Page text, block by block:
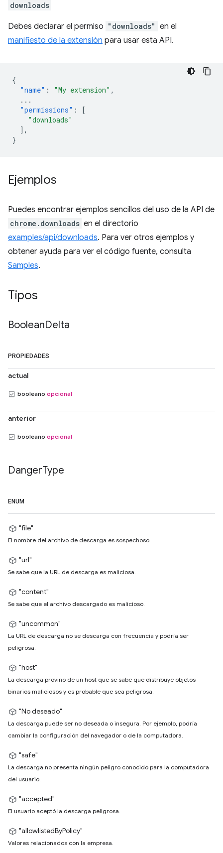
downloads
Debes declarar el permiso "downloads" en el
manifiesto de la extensión para usar esta API.
{
"name" : "My extension" ,
...
"permissions" :
[
"downloads"
],
}
Ejemplos
Puedes encontrar ejemplos sencillos del uso de la API de
chrome.downloads en el directorio
examples/api/downloads. Para ver otros ejemplos y
obtener ayuda para ver el código fuente, consulta
Samples.
Tipos
BooleanDelta
PROPIEDADES
actual
booleano opcional
anterior
booleano opcional
DangerType
ENUM
"file"
El nombre del archivo de descarga es sospechoso.
"url"
Se sabe que la URL de descarga es maliciosa.
"content"
Se sabe que el archivo descargado es malicioso.
"uncommon"
La URL de descarga no se descarga con frecuencia y podría ser
peligrosa.
"host"
La descarga provino de un host que se sabe que distribuye objetos
binarios maliciosos y es probable que sea peligrosa.
"No deseado"
La descarga puede ser no deseada o insegura. Por ejemplo, podría
cambiar la configuración del navegador o de la computadora.
"safe"
La descarga no presenta ningún peligro conocido para la computadora
del usuario.
"accepted"
El usuario aceptó la descarga peligrosa.
"allowlistedByPolicy"
Valores relacionados con la empresa.